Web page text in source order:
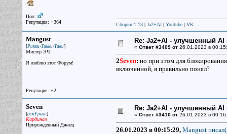
Пол:
Репутация: +364
Сборки 1.13| Ja2+AI| Youtube| VK
Mangust
[Рикки-Тикки-Тави]
Мистер ЭЧ
Я люблю этот Форум!
Репутация: +2
Re: Ja2+AI - улучшенный AI
« Ответ #3409 от26.01.2023 в
2Seven: но при этом для
включенной, я правильно понял?
Seven
[семЁрыш]
Кардинал
Прирожденный Джаец
Re: Ja2+AI - улучшенный AI
« Ответ #3410 от26.01.2023 в
26.01.2023 в 00:15:29, Mangust